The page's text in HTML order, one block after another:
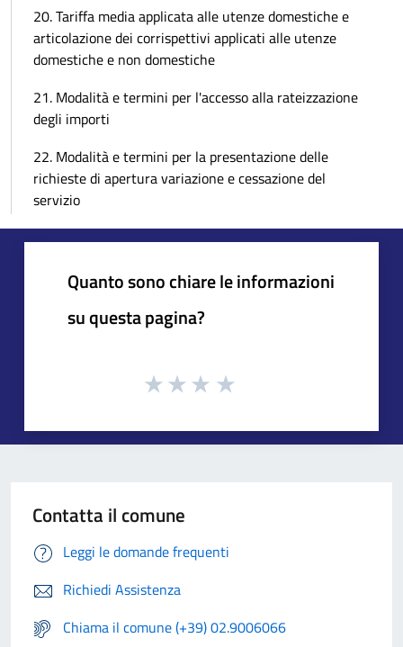
20. Tariffa media applicata alle utenze domestiche e
articolazione dei corrispettivi applicati alle utenze
domestiche e non domestiche
21. Modalità e termini per l'accesso alla rateizzazione
degli importi
22. Modalità e termini per la presentazione delle
richieste di apertura variazione e cessazione del
servizio
Quanto sono chiare le informazioni
su questa pagina?
Contatta il comune
Leggi le domande frequenti
Richiedi Assistenza
Chiama il comune (+39) 02.9006066